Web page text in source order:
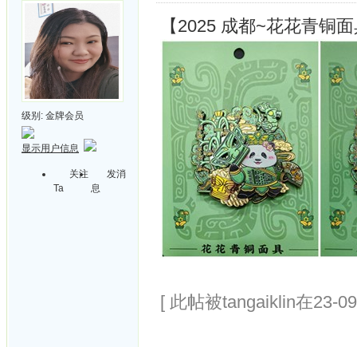
级别: 金牌会员
显示用户信息
关注
Ta
发消
息
【2025 成都~花花青铜
[ 此帖被tangaiklin在23-